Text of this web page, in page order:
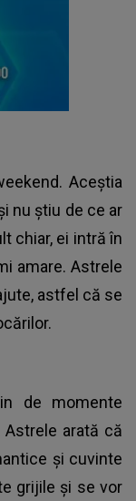
Aceștia
nu știu de ce ar
chiar, ei intră în
amare. Astrele
astfel că se
de momente
arată că
și cuvinte
grijile și se vor